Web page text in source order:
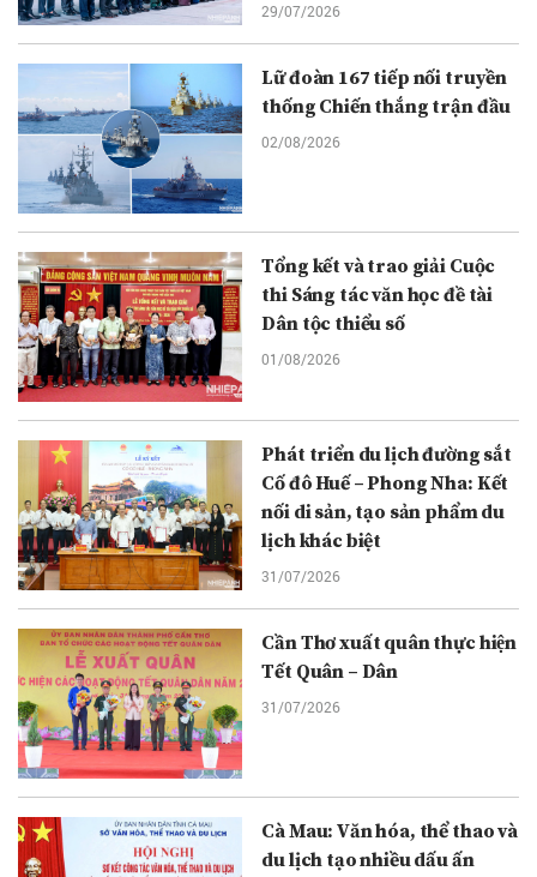
29/07/2026
Lữ đoàn 167 tiếp nối truyền
thống Chiến thắng trận đầu
02/08/2026
Tổng kết và trao giải Cuộc
thi Sáng tác văn học đề tài
Dân tộc thiểu số
01/08/2026
Phát triển du lịch đường sắt
Cố đô Huế – Phong Nha: Kết
nối di sản, tạo sản phẩm du
lịch khác biệt
31/07/2026
Cần Thơ xuất quân thực hiện
Tết Quân – Dân
31/07/2026
Cà Mau: Văn hóa, thể thao và
du lịch tạo nhiều dấu ấn